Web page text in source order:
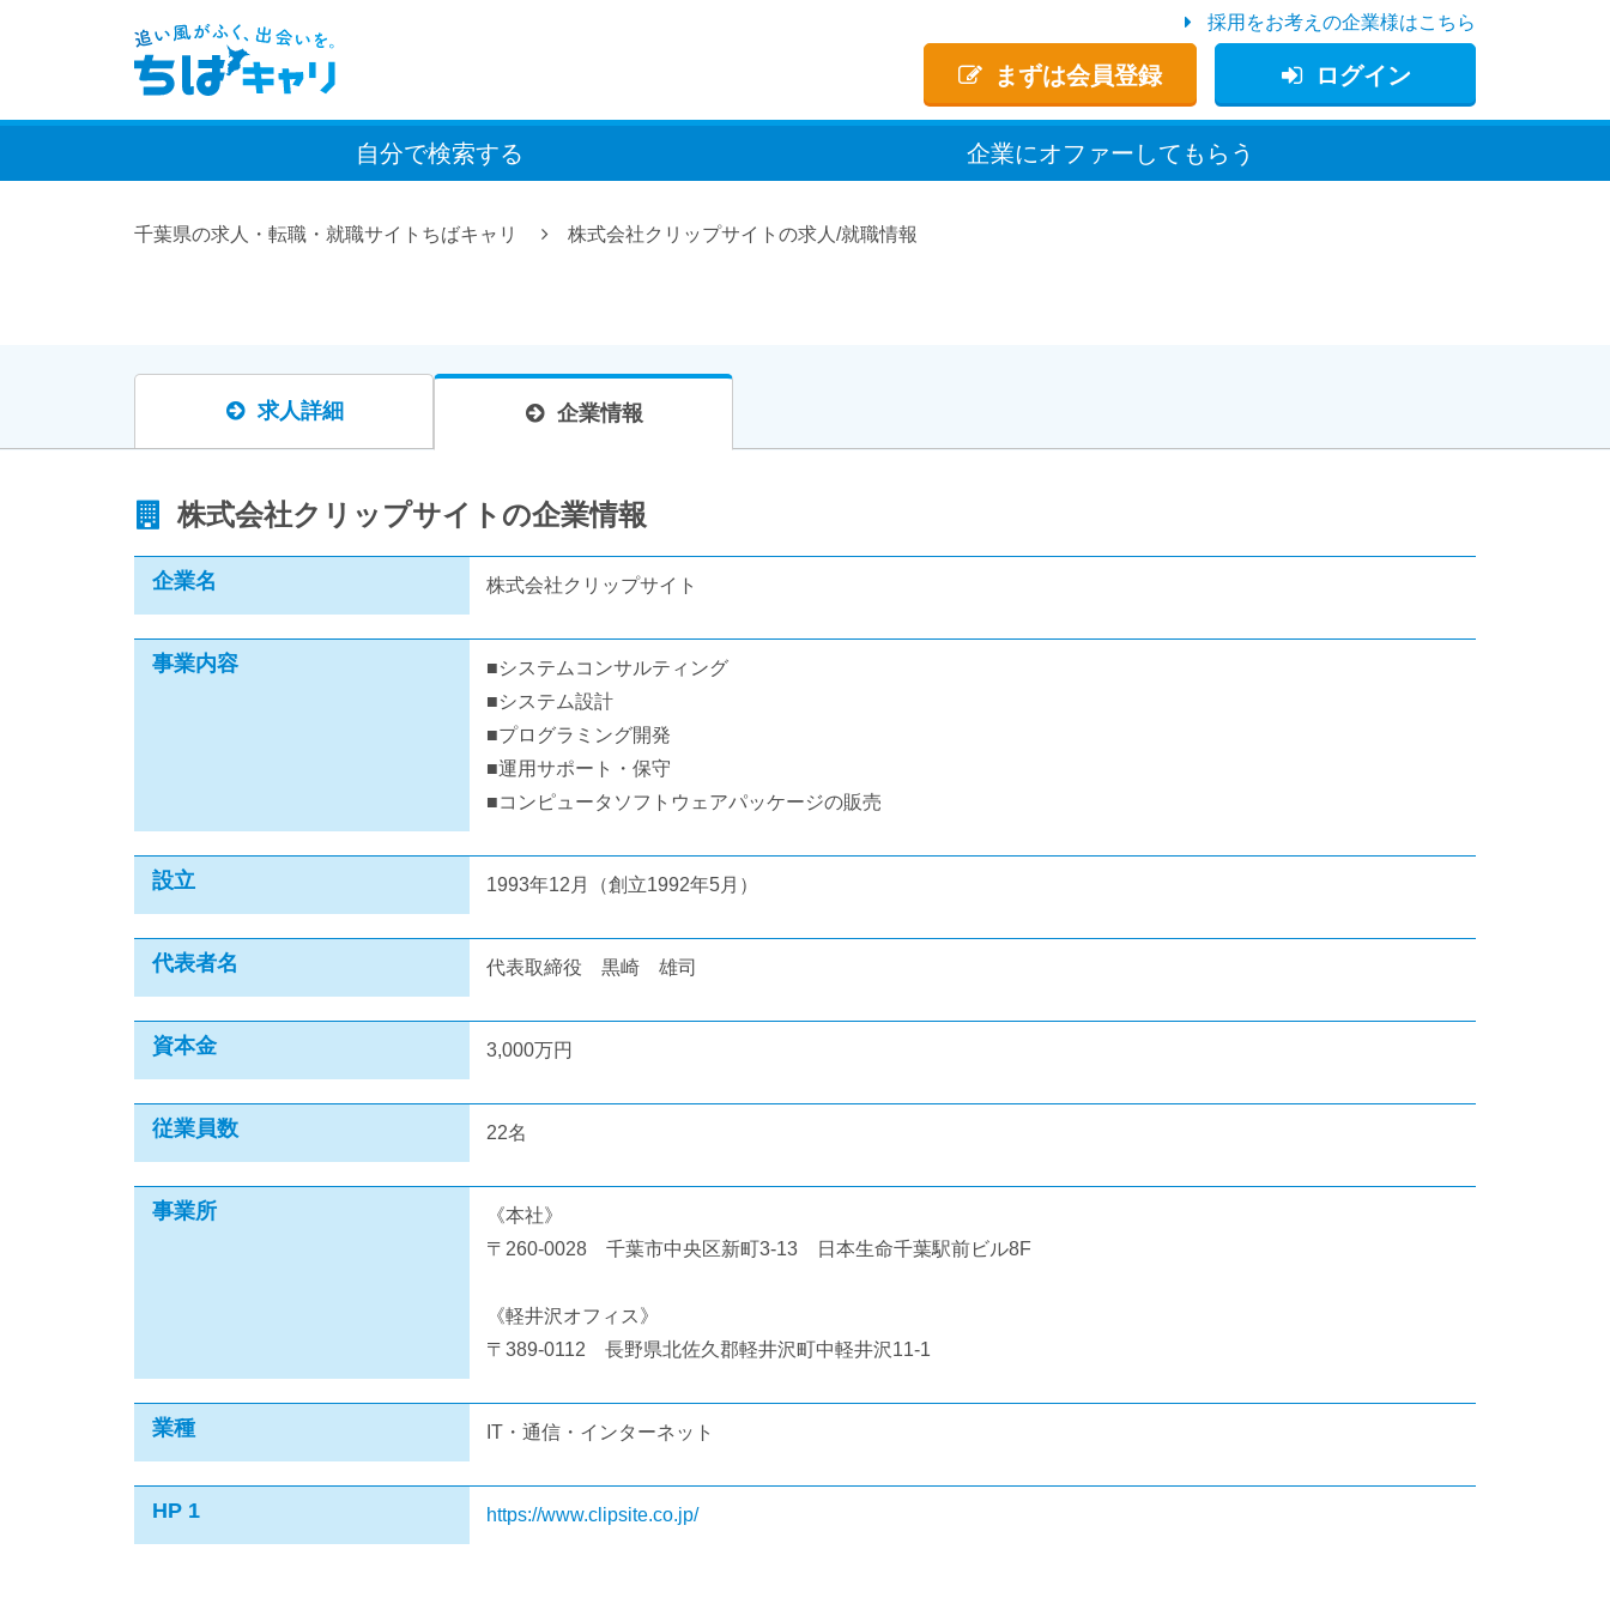
まずは会員登録 ログイン
採用をお考えの企業様はこちら
自分で検索する 企業にオファー してもらう
千葉県の求人・転職・就職サイトちばキャリ 株式会社クリップサイトの求人/就職情報
求人詳細 企業情報
株式会社クリップサイトの企業情報
企業名 株式会社クリップサイト
事業内容
■システムコンサルティング
■システム設計
■プログラミング開発
■運用サポート・保守
■コンピュータソフトウェアパッケージの販売
設立 1993年12月（創立1992年5月）
代表者名 代表取締役 黒崎 雄司
資本金 3,000万円
従業員数 22名
事業所
《本社》
〒260-0028 千葉市中央区新町3-13 日本生命千葉駅前ビル8F
《軽井沢オフィス》
〒389-0112 長野県北佐久郡軽井沢町中軽井沢11-1
業種 IT・通信・インターネット
HP 1 https://www.clipsite.co.jp/